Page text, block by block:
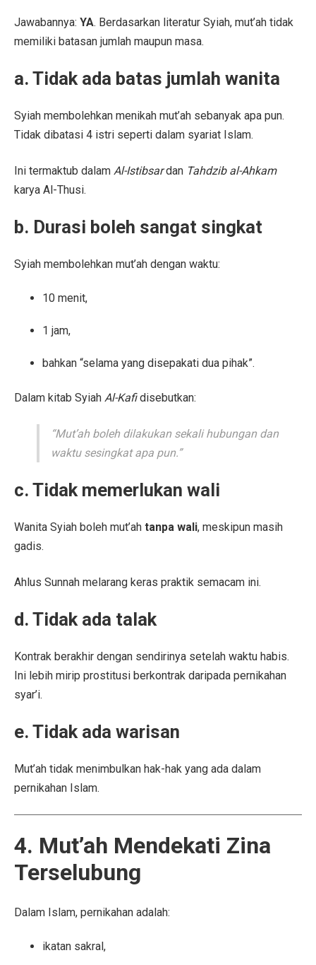
Jawabannya: YA. Berdasarkan literatur Syiah, mut’ah tidak
memiliki batasan jumlah maupun masa.
a. Tidak ada batas jumlah wanita
Syiah membolehkan menikah mut’ah sebanyak apa pun.
Tidak dibatasi 4 istri seperti dalam syariat Islam.
Ini termaktub dalam Al-Istibsardan Tahdzib al-Ahkam
karya Al-Thusi.
b. Durasi boleh sangat singkat
Syiah membolehkan mut’ah dengan waktu:
10 menit,
1 jam,
bahkan “selama yang disepakati dua pihak”.
Dalam kitab Syiah Al-Kafidisebutkan:
“Mut’ah boleh dilakukan sekali hubungan dan
waktu sesingkat apa pun.”
c. Tidak memerlukan wali
Wanita Syiah boleh mut’ah tanpa wali, meskipun masih
gadis.
Ahlus Sunnah melarang keras praktik semacam ini.
d. Tidak ada talak
Kontrak berakhir dengan sendirinya setelah waktu habis.
Ini lebih mirip prostitusi berkontrak daripada pernikahan
syar’i.
e. Tidak ada warisan
Mut’ah tidak menimbulkan hak-hak yang ada dalam
pernikahan Islam.
4. Mut’ah Mendekati Zina
Terselubung
Dalam Islam, pernikahan adalah:
ikatan sakral,